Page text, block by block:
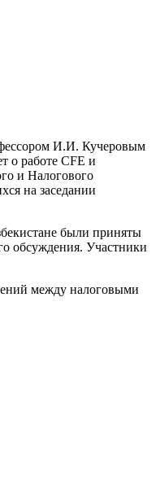
И.И. Кучеровым
о работе CFE и
и Налогового
на заседании
были приняты
обсуждения. Участники
между налоговыми